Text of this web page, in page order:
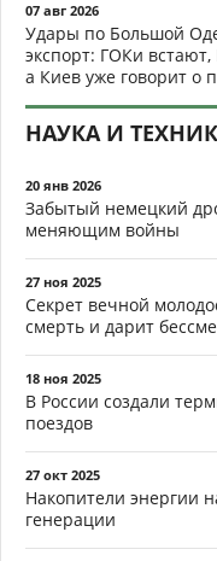
07 авг 2026
Удары по Большой
экспорт: ГОКи
а Киев уже говорит о
НАУКА И
20 янв 2026
Забытый немецкий
меняющим войны
27 ноя 2025
Секрет вечной
смерть и дарит
18 ноя 2025
В России создали
поездов
27 окт 2025
Накопители энергии
генерации